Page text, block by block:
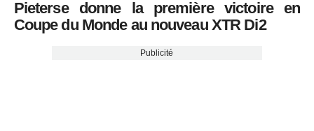
Pieterse donne la première victoire en
Coupe du Monde au nouveau XTR Di2
Publicité